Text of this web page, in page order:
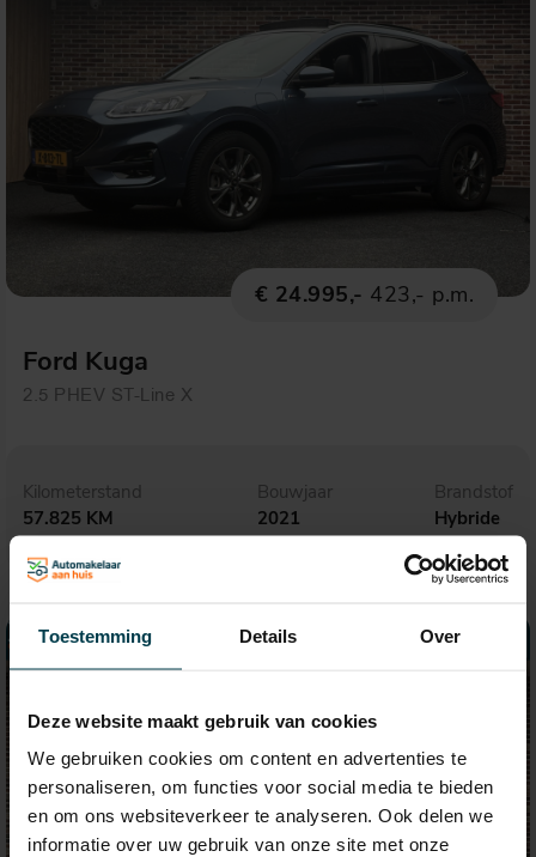
Toestemming Details Over
Deze website maakt gebruik van cookies
We gebruiken cookies om content en advertenties te
personaliseren, om functies voor social media te bieden
en om ons websiteverkeer te analyseren. Ook delen we
informatie over uw gebruik van onze site met onze
€ 24.995,- 423,- p.m.
Ford Kuga
2.5 PHEV ST-Line X
Kilometerstand
57.825 KM
Bouwjaar
2021
Brandstof
Hybride